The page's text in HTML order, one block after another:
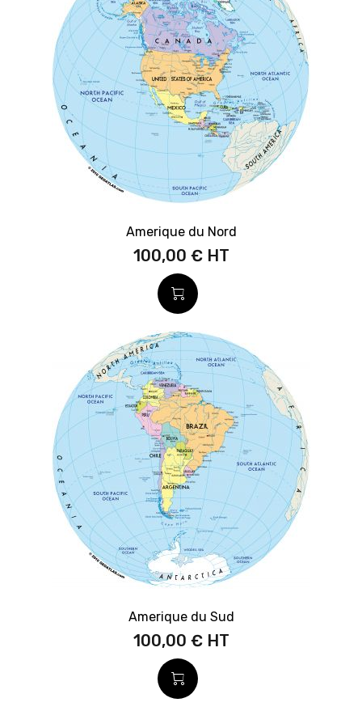
Amerique du Nord
100,00 €
Amerique du Sud
100,00 €